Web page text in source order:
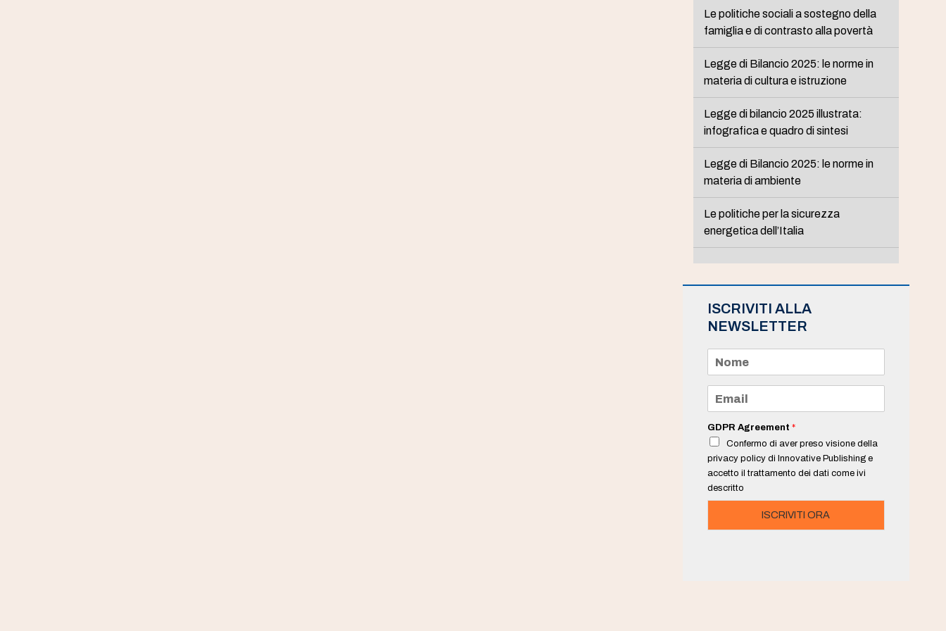
Le politiche sociali a sostegno della
famiglia e di contrasto alla povertà
Legge di Bilancio 2025: le norme in
materia di cultura e istruzione
Legge di bilancio 2025 illustrata:
infografica e quadro di sintesi
Legge di Bilancio 2025: le norme in
materia di ambiente
Le politiche per la sicurezza
energetica dell’Italia
ISCRIVITI ALLA
NEWSLETTER
m
e
a
i
*
GDPR Agreement *
Confermo di aver preso visione della
privacy policy di Innovative Publishing e
accetto il trattamento dei dati come ivi
descritto
ISCRIVITI ORA